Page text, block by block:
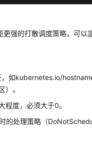
强的打散调度策略，可以
如kubernetes.io/
。
度，必须大于0。
的处理策略（